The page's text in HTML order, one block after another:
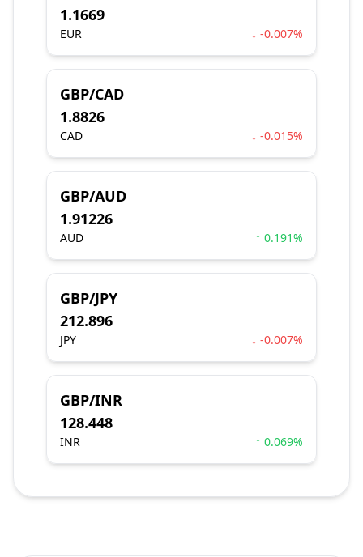
1.1669
EUR ↓ -0.007%
GBP/CAD
1.8826
CAD ↓ -0.015%
GBP/AUD
1.91226
AUD ↑ 0.191%
GBP/JPY
212.896
JPY ↓ -0.007%
GBP/INR
128.448
INR ↑ 0.069%